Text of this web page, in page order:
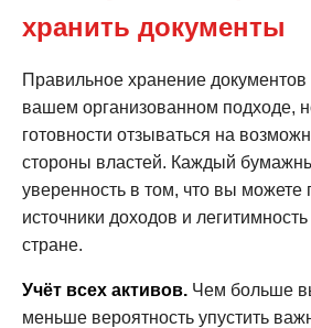
хранить документы
Правильное хранение документов
вашем организованном подходе,
готовности отзываться на
стороны властей. Каждый
уверенность в том, что вы можете
источники доходов и
стране.
Учёт всех активов. Чем больше
меньше вероятность упустить